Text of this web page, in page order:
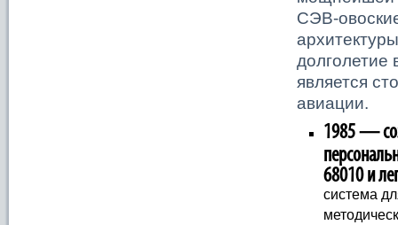
СЭВ-
долголетие
является
авиации.
1985 —
68010 и
система